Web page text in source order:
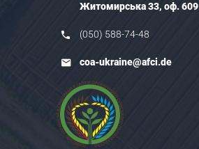
Житомирська 33, оф. 609
(050) 588-74-48
coa-ukraine@afci.de